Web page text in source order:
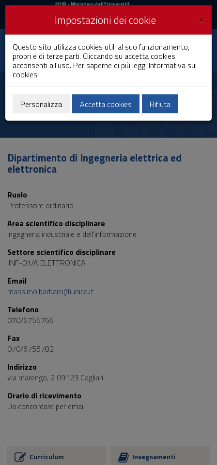
Vai
al
navigazione
sito
al
Footer
MIUR
Accedi
MUR- Ministero dell'Università
Accedi UniCA News
Toggle
navigation
Università degli
Studi di Cagliari
Massimo Barbaro
Dipartimento di Ingegneria elettrica ed
elettronica
Ruolo
Professore ordinario
Area scientifico disciplinare
Ingegneria industriale e dell'informazione
Settore scientifico disciplinare
IINF-01/A ELETTRONICA
Email
massimo.barbaro@unica.it
Telefono
070/6755766
Fax
070/6755782
Indirizzo
via marengo, 2 09123 Cagliari
Orario di ricevimento
Da concordare per email
Curriculum Insegnamenti
×
Impostazioni dei cookie
Questo sito utilizza cookies utili al suo funzionamento,
propri e di terze parti. Cliccando su accetta cookies
acconsenti all'uso. Per saperne di più leggi Informativa sui
cookies
Personalizza Accetta cookies Rifiuta